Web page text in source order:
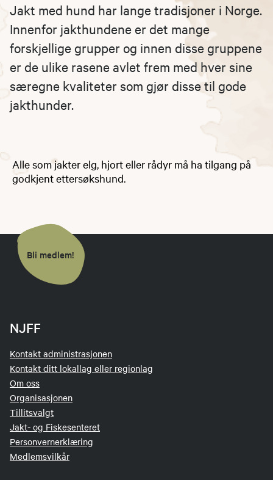
Jakt med hund har lange tradisjoner i Norge.
Innenfor jakthundene er det mange
forskjellige grupper og innen disse gruppene
er de ulike rasene avlet frem med hver sine
særegne kvaliteter som gjør disse til gode
jakthunder.
Alle som jakter elg, hjort eller rådyr må ha tilgang på
godkjent ettersøkshund.
Bli medlem!
NJFF
Kontakt administrasjonen
Kontakt ditt lokallag eller regionlag
Om oss
Organisasjonen
Tillitsvalgt
Jakt- og Fiskesenteret
Personvernerklæring
Medlemsvilkår